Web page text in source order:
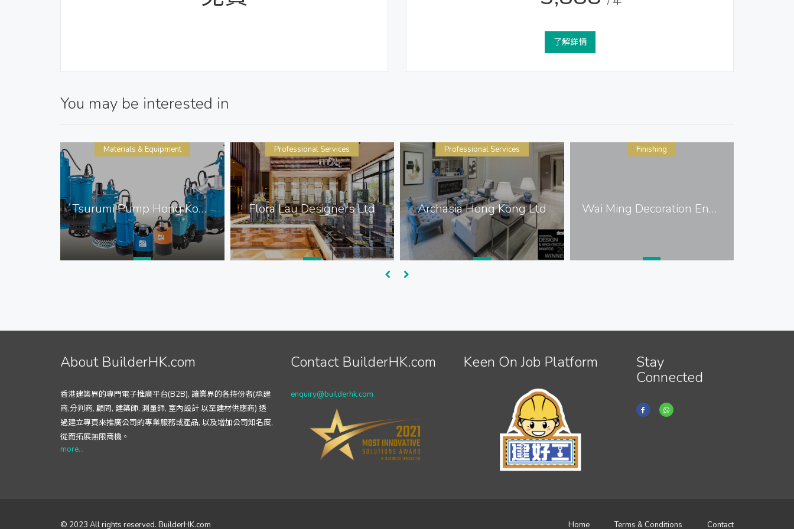
了解詳情
You may be interested in
Tsurumi Pump Hong Kong Co., Ltd.
Materials & Equipment
Flora Lau Designers Ltd
Professional Services
Archasia Hong Kong Ltd
Professional Services
Wai Ming Decoration Engineering Company Limited
Finishing
About BuilderHK.com
香港建築界的專門電子推廣平台(B2B), 讓業界的各持份者(承建
商,分判商, 顧問, 建築師, 測量師, 室內設計 以至建材供應商) 透
過建立專頁來推廣公司的專業服務或產品, 以及增加公司知名度,
從而拓展無限商機。
more...
Contact BuilderHK.com
enquiry@builderhk.com
Keen On Job Platform
Stay
Connected
© 2023 All rights reserved. BuilderHK.com Home Terms & Conditions Contact